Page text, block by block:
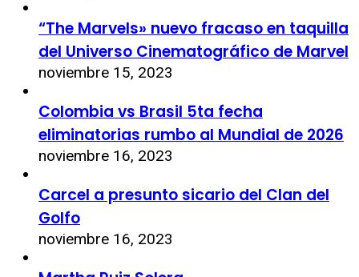
“The Marvels» nuevo fracaso en taquilla
del Universo Cinematográfico de Marvel
noviembre 15, 2023
Colombia vs Brasil 5ta fecha
eliminatorias rumbo al Mundial de 2026
noviembre 16, 2023
Carcel a presunto sicario del Clan del
Golfo
noviembre 16, 2023